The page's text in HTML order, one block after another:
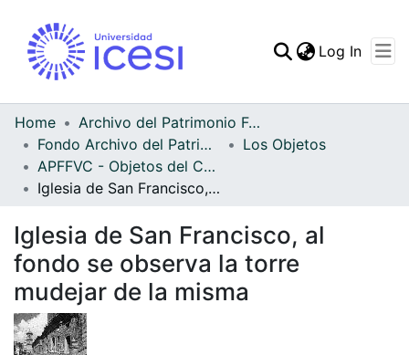
Statistics
Log In
Home
Archivo del Patrimonio Fotográfico y Fílmico del Valle del Cauca
Fondo Archivo del Patrimonio Fotográfico y Fílmico del Valle del Cauca
Los Objetos
APFFVC - Objetos del Culto - Patrimonial
Iglesia de San Francisco, al fondo se observa la torre mudejar de la misma
Iglesia de San Francisco, al
fondo se observa la torre
mudejar de la misma